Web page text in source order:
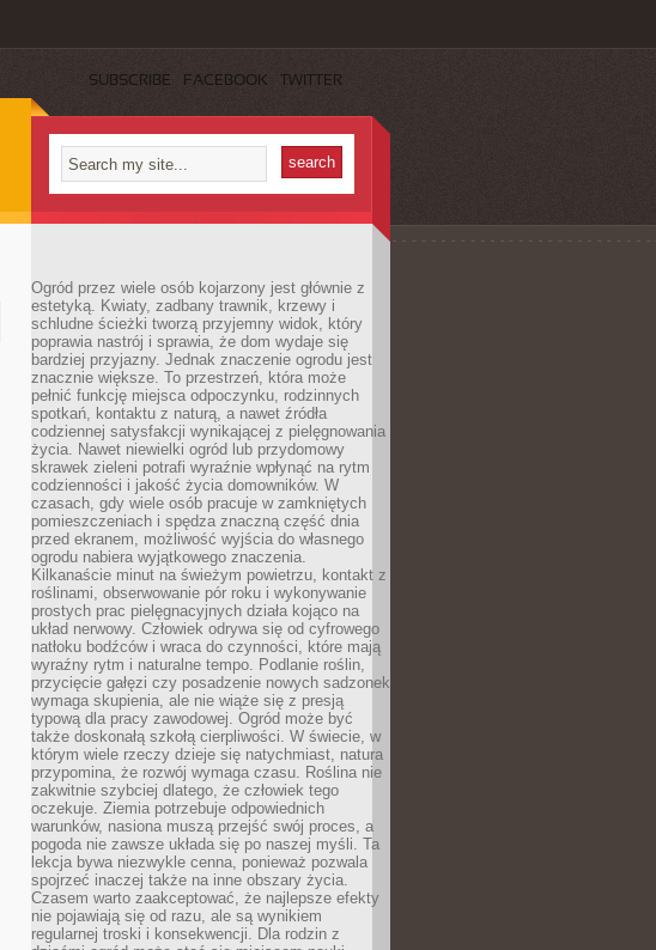
SUBSCRIBE FACEBOOK TWITTER
Ogród przez wiele osób kojarzony jest głównie z
estetyką. Kwiaty, zadbany trawnik, krzewy i
schludne ścieżki tworzą przyjemny widok, który
poprawia nastrój i sprawia, że dom wydaje się
bardziej przyjazny. Jednak znaczenie ogrodu jest
znacznie większe. To przestrzeń, która może
pełnić funkcję miejsca odpoczynku, rodzinnych
spotkań, kontaktu z naturą, a nawet źródła
codziennej satysfakcji wynikającej z pielęgnowania
życia. Nawet niewielki ogród lub przydomowy
skrawek zieleni potrafi wyraźnie wpłynąć na rytm
codzienności i jakość życia domowników. W
czasach, gdy wiele osób pracuje w zamkniętych
pomieszczeniach i spędza znaczną część dnia
przed ekranem, możliwość wyjścia do własnego
ogrodu nabiera wyjątkowego znaczenia.
Kilkanaście minut na świeżym powietrzu, kontakt z
roślinami, obserwowanie pór roku i wykonywanie
prostych prac pielęgnacyjnych działa kojąco na
układ nerwowy. Człowiek odrywa się od cyfrowego
natłoku bodźców i wraca do czynności, które mają
wyraźny rytm i naturalne tempo. Podlanie roślin,
przycięcie gałęzi czy posadzenie nowych sadzonek
wymaga skupienia, ale nie wiąże się z presją
typową dla pracy zawodowej. Ogród może być
także doskonałą szkołą cierpliwości. W świecie, w
którym wiele rzeczy dzieje się natychmiast, natura
przypomina, że rozwój wymaga czasu. Roślina nie
zakwitnie szybciej dlatego, że człowiek tego
oczekuje. Ziemia potrzebuje odpowiednich
warunków, nasiona muszą przejść swój proces, a
pogoda nie zawsze układa się po naszej myśli. Ta
lekcja bywa niezwykle cenna, ponieważ pozwala
spojrzeć inaczej także na inne obszary życia.
Czasem warto zaakceptować, że najlepsze efekty
nie pojawiają się od razu, ale są wynikiem
regularnej troski i konsekwencji. Dla rodzin z